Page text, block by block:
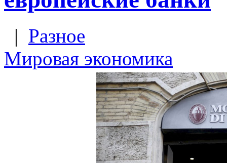
| Разное
Мировая экономика